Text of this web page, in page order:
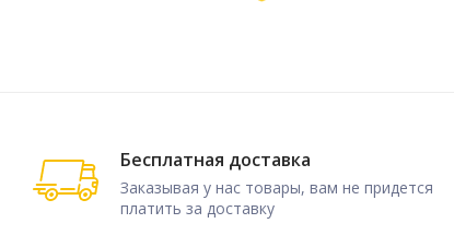
Бесплатная доставка
Заказывая у нас товары, вам не придется
платить за доставку